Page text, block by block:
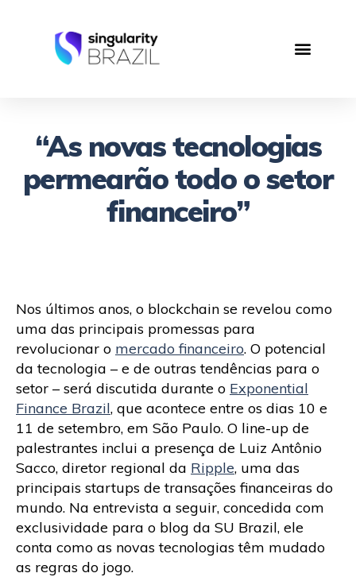
“As novas tecnologias
permearão todo o setor
financeiro”
Nos últimos anos, o blockchain se revelou como
uma das principais promessas para
revolucionar o mercado financeiro. O potencial
da tecnologia – e de outras tendências para o
setor – será discutida durante o Exponential
Finance Brazil, que acontece entre os dias 10 e
11 de setembro, em São Paulo. O line-up de
palestrantes inclui a presença de Luiz Antônio
Sacco, diretor regional da Ripple, uma das
principais startups de transações financeiras do
mundo. Na entrevista a seguir, concedida com
exclusividade para o blog da SU Brazil, ele
conta como as novas tecnologias têm mudado
as regras do jogo.